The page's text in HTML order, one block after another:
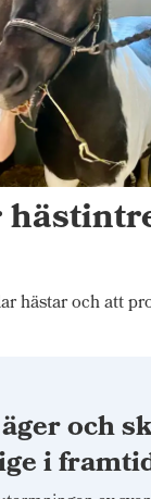
hästar och att
och
i